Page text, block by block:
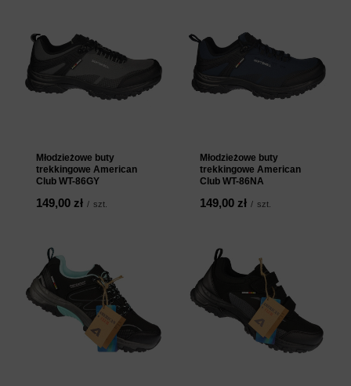
Młodzieżowe buty
trekkingowe American
Club WT-86GY
149,00 zł / szt.
Młodzieżowe buty
trekkingowe American
Club WT-86NA
149,00 zł / szt.